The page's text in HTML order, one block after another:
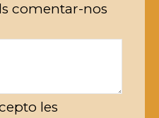
comentar-nos
les